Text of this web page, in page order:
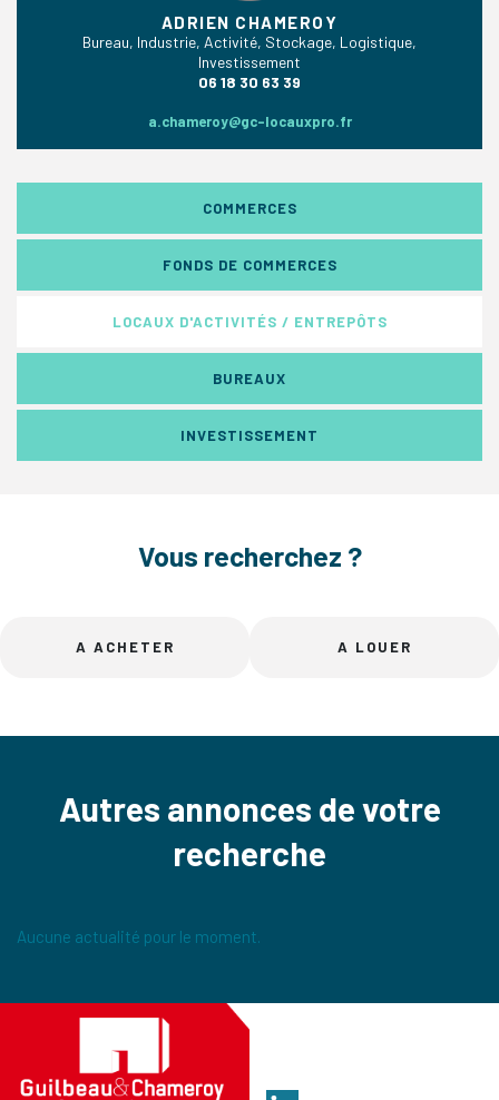
ADRIEN CHAMEROY
Bureau, Industrie, Activité, Stockage, Logistique,
Investissement
06 18 30 63 39
a.chameroy@gc-locauxpro.fr
COMMERCES
FONDS DE COMMERCES
LOCAUX D'ACTIVITÉS / ENTREPÔTS
BUREAUX
INVESTISSEMENT
Vous recherchez ?
A ACHETER A LOUER
Autres annonces de votre
recherche
Aucune actualité pour le moment.